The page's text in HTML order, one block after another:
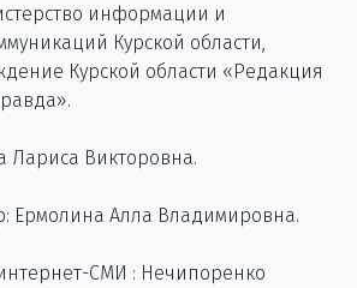
информации и
Курской области,
Курской области «Редакция
Лариса Викторовна.
Ермолина Алла Владимировна.
СМИ : Нечипоренко